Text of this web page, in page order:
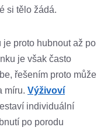
si tělo žádá.
proto hubnout až po
je však často
řešením proto může
míru. Výživoví
individuální
po porodu